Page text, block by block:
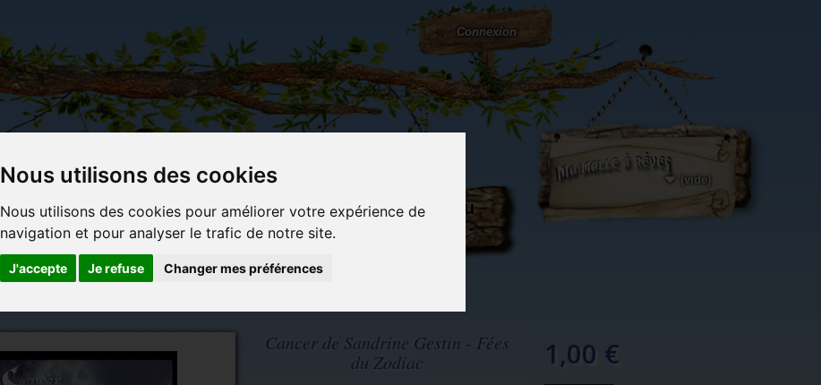
Nous utilisons des cookies
Nous utilisons des cookies pour améliorer votre expérience de
navigation et pour analyser le trafic de notre site.
J'accepte Je refuse Changer mes préférences
Connexion
(vide)
Carterie
papeterie
originale
Activités
manuelles,
détente et
Objets déco et
cadeaux
originaux
Du côté du
blog...
Cancer de Sandrine Gestin - Fées
du Zodiac
1,00 €